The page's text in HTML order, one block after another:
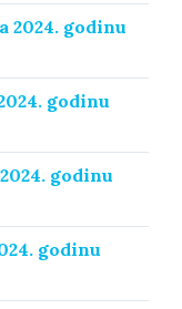
2024. godinu
godinu
godinu
godinu